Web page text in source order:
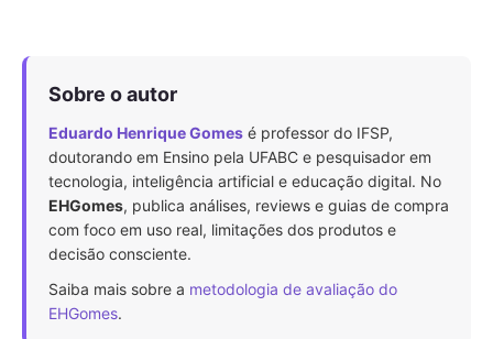
Sobre o autor
Eduardo Henrique Gomes é professor do IFSP,
doutorando em Ensino pela UFABC e pesquisador em
tecnologia, inteligência artificial e educação digital. No
EHGomes, publica análises, reviews e guias de compra
com foco em uso real, limitações dos produtos e
decisão consciente.
Saiba mais sobre a metodologia de avaliação do
EHGomes.